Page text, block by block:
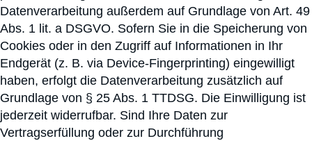
Datenverarbeitung außerdem auf Grundlage von Art. 49
Abs. 1 lit. a DSGVO. Sofern Sie in die Speicherung von
Cookies oder in den Zugriff auf Informationen in Ihr
Endgerät (z. B. via Device-Fingerprinting) eingewilligt
haben, erfolgt die Datenverarbeitung zusätzlich auf
Grundlage von § 25 Abs. 1 TTDSG. Die Einwilligung ist
jederzeit widerrufbar. Sind Ihre Daten zur
Vertragserfüllung oder zur Durchführung